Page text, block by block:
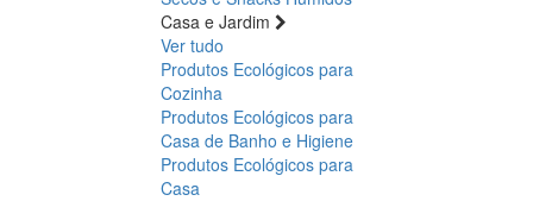
Casa e Jardim
Ver tudo
Produtos Ecológicos para
Cozinha
Produtos Ecológicos para
Casa de Banho e Higiene
Produtos Ecológicos para
Casa